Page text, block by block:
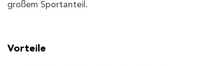
großem Sportanteil.
Vorteile